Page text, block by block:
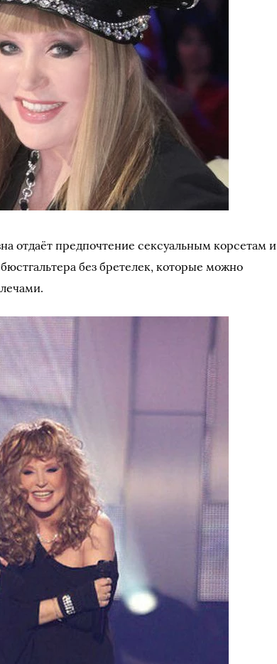
отдаёт предпочтение сексуальным корсетам и
без бретелек, которые можно